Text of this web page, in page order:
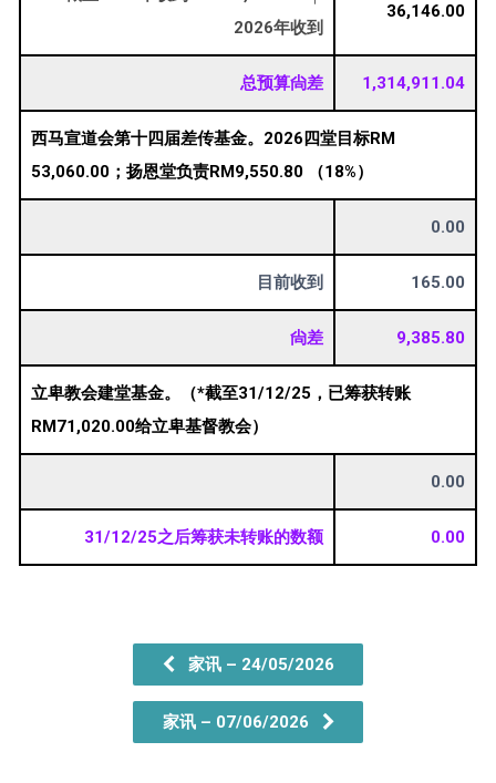
2026年收到
36,146.00
总预算尙差 1,314,911.04
西马宣道会第十四届差传基金。2026四堂目标RM
53,060.00；扬恩堂负责RM9,550.80 （18%）
0.00
目前收到 165.00
尙差 9,385.80
立卑教会建堂基金。（*截至31/12/25，已筹获转账
RM71,020.00给立卑基督教会）
0.00
31/12/25之后筹获未转账的数额 0.00
家讯 – 24/05/2026
家讯 – 07/06/2026